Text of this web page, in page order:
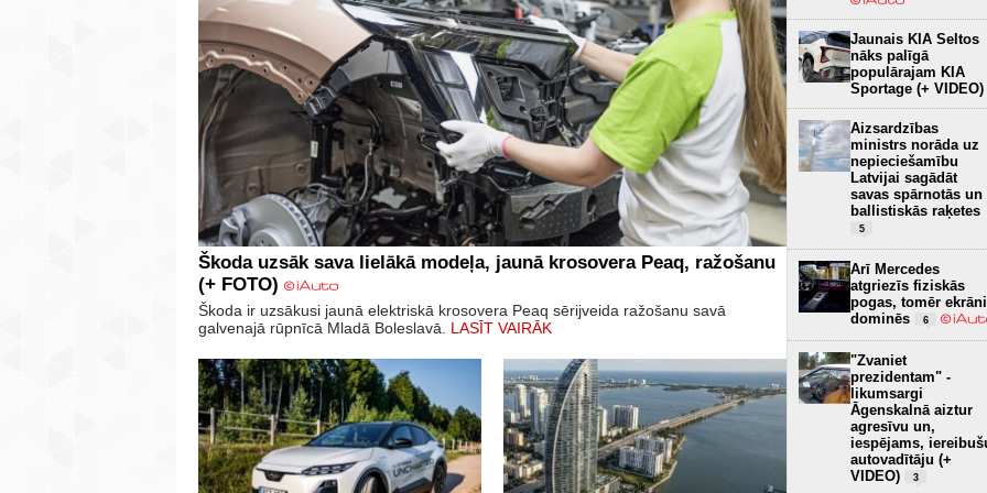
Škoda uzsāk sava lielākā modeļa, jaunā krosovera Peaq, ražošanu
(+ FOTO)
Škoda ir uzsākusi jaunā elektriskā krosovera Peaq sērijveida ražošanu savā
galvenajā rūpnīcā Mladā Boleslavā. LASĪT VAIRĀK
Jaunais KIA Seltos
nāks palīgā
populārajam KIA
Sportage (+ VIDEO)
Aizsardzības
ministrs norāda uz
nepieciešamību
Latvijai sagādāt
savas spārnotās un
ballistiskās raķetes
5
Arī Mercedes
atgriezīs fiziskās
pogas, tomēr ekrāni
dominēs
6
"Zvaniet
prezidentam" -
likumsargi
Āgenskalnā aiztur
agresīvu un,
iespējams,
autovadītāju (+
VIDEO)
3